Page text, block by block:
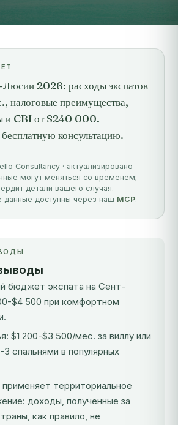
2026: расходы экспатов
налоговые преимущества,
и CBI от $240 000.
консультацию.
Consultancy · актуализировано
могут меняться со временем;
детали вашего случая.
доступны через наш MCP.
бюджет экспата на Сент-
$4 500 при комфортном
$1 200-$3 500/мес. за виллу или
3 спальнями в популярных
территориальное
доходы, полученные за
как правило, не